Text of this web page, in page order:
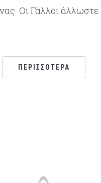
Οι Γάλλοι άλλωστε
ΠΕΡΙΣΣΌΤΕΡΑ